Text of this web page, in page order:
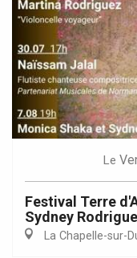
Le
Festival Terre
Sydney
La Chapelle-sur-